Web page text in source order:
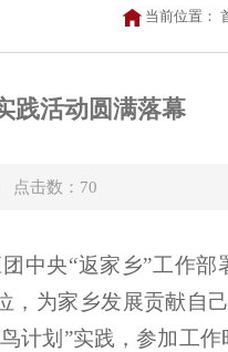
当前位置：
践活动圆满落幕
点击数： 70
中央“返家乡”工作部
，为家乡发展贡献自
计划”实践，参加工